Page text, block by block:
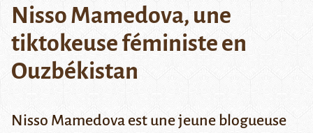
Nisso Mamedova, une
tiktokeuse féministe en
Ouzbékistan
Nisso Mamedova est une jeune blogueuse